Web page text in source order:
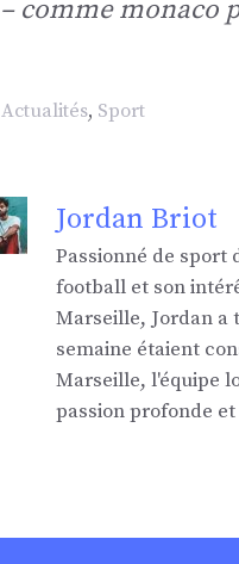
– comme monaco
Catégories
Actualités, Sport
Jordan Briot
Passionné de sport
football et son
Marseille, Jordan a
semaine étaient
Marseille, l'équipe
passion profonde